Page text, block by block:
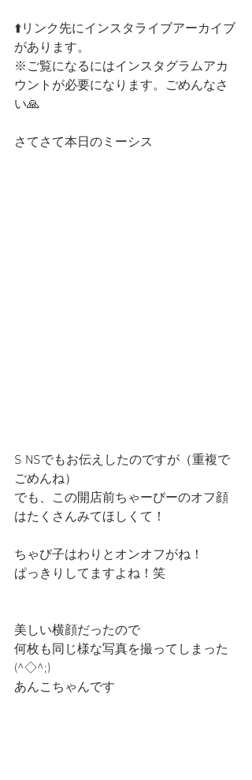
⬆️リンク先にインスタライブアーカイブ
があります。
※ご覧になるにはインスタグラムアカ
ウントが必要になります。ごめんなさ
い🙏
さてさて本日のミーシス
S NSでもお伝えしたのですが（重複で
ごめんね）
でも、この開店前ちゃーびーのオフ顔
はたくさんみてほしくて！
ちゃび子はわりとオンオフがね！
ぱっきりしてますよね！笑
美しい横顔だったので
何枚も同じ様な写真を撮ってしまった
(^◇^;)
あんこちゃんです